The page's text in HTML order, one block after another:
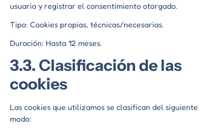
usuario y registrar el consentimiento otorgado.
Tipo: Cookies propias, técnicas/necesarias.
Duración: Hasta 12 meses.
3.3. Clasificación de las
cookies
Las cookies que utilizamos se clasifican del siguiente
modo: